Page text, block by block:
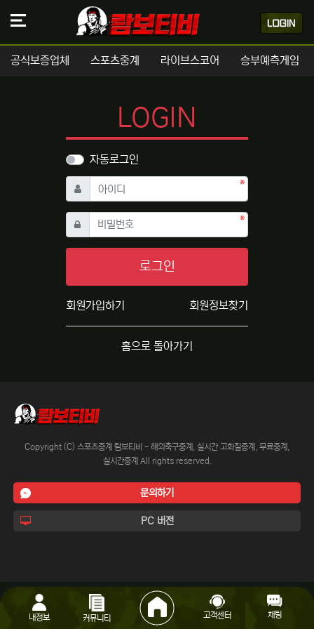
공식보증업체 스포츠중계 라이브스코어 승부예측게임
LOGIN
자동로그인
아이디 필수
비밀번호필수
로그인
회원가입하기 회원정보찾기
홈으로 돌아가기
Copyright (C) 스포츠중계 람보티비 - 해외축구중계, 실시간 고화질중계, 무료중계,
실시간중계 All rights reserved.
문의하기
PC 버전
내정보 커뮤니티 고객센터 채팅